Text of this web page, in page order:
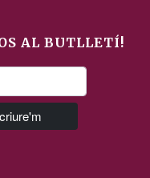
AL BUTLLETÍ!